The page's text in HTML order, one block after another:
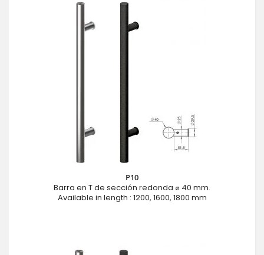
P10
Barra en T de sección redonda ⌀ 40 mm.
Available in length : 1200, 1600, 1800 mm